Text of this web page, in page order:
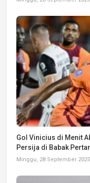
Gol Vinicius di Menit
Persija di Babak
Minggu, 28 September 2025